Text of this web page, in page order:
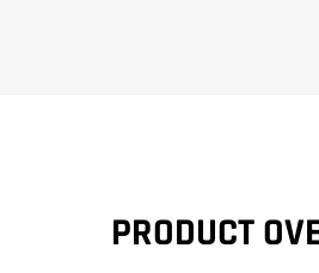
PRODUCT